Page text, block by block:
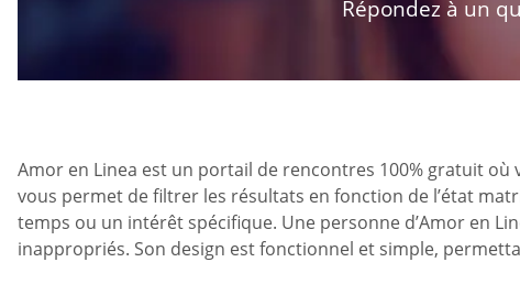
Répondez à un
Amor en Linea est un portail de rencontres 100% gratuit
vous permet de filtrer les résultats en fonction de l’état
temps ou un intérêt spécifique. Une personne d’Amor en
inappropriés. Son design est fonctionnel et simple,